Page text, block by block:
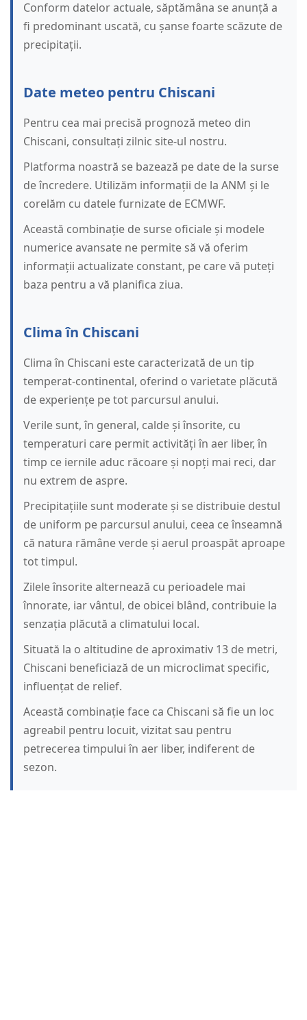
Conform datelor actuale, săptămâna se anunță a
fi predominant uscată, cu șanse foarte scăzute de
precipitații.
Date meteo pentru Chiscani
Pentru cea mai precisă prognoză meteo din
Chiscani, consultați zilnic site-ul nostru.
Platforma noastră se bazează pe date de la surse
de încredere. Utilizăm informații de la ANM și le
corelăm cu datele furnizate de ECMWF.
Această combinație de surse oficiale și modele
numerice avansate ne permite să vă oferim
informații actualizate constant, pe care vă puteți
baza pentru a vă planifica ziua.
Clima în Chiscani
Clima în Chiscani este caracterizată de un tip
temperat-continental, oferind o varietate plăcută
de experiențe pe tot parcursul anului.
Verile sunt, în general, calde și însorite, cu
temperaturi care permit activități în aer liber, în
timp ce iernile aduc răcoare și nopți mai reci, dar
nu extrem de aspre.
Precipitațiile sunt moderate și se distribuie destul
de uniform pe parcursul anului, ceea ce înseamnă
că natura rămâne verde și aerul proaspăt aproape
tot timpul.
Zilele însorite alternează cu perioadele mai
înnorate, iar vântul, de obicei blând, contribuie la
senzația plăcută a climatului local.
Situată la o altitudine de aproximativ 13 de metri,
Chiscani beneficiază de un microclimat specific,
influențat de relief.
Această combinație face ca Chiscani să fie un loc
agreabil pentru locuit, vizitat sau pentru
petrecerea timpului în aer liber, indiferent de
sezon.